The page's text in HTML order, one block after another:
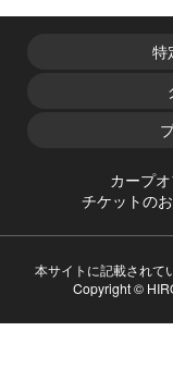
特
カープ
チケットの
本サイトに記載されて
Copyright ©